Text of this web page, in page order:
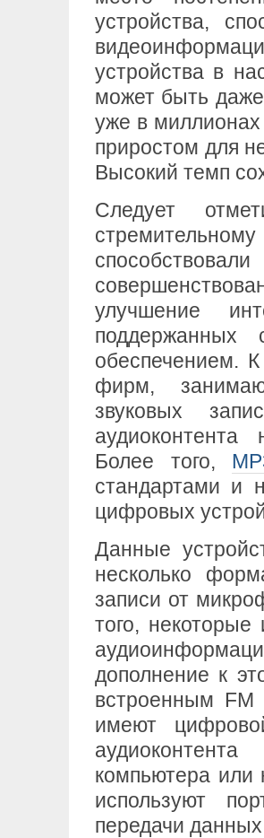
устройства,
устройства в
может быть
уже в
приростом для
Высокий темп
Следует
улучшение
поддержанных
обеспечением.
фирм,
звуковых
Более того,
стандартами и
цифровых
Данные
несколько
записи от
того,
дополнение к
встроенным FM
имеют
компьютера или
используют
передачи